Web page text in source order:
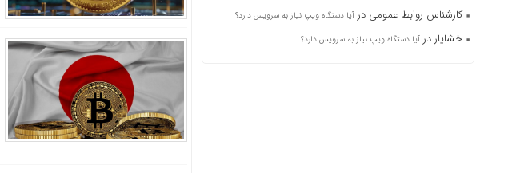
کارشناس روابط عمومی در آیا دستگاه ویپ نیاز به سرویس دارد؟
خشایار در آیا دستگاه ویپ نیاز به سرویس دارد؟